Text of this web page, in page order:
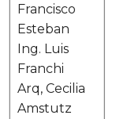
Francisco
Esteban
Ing. Luis
Franchi
Arq, Cecilia
Amstutz